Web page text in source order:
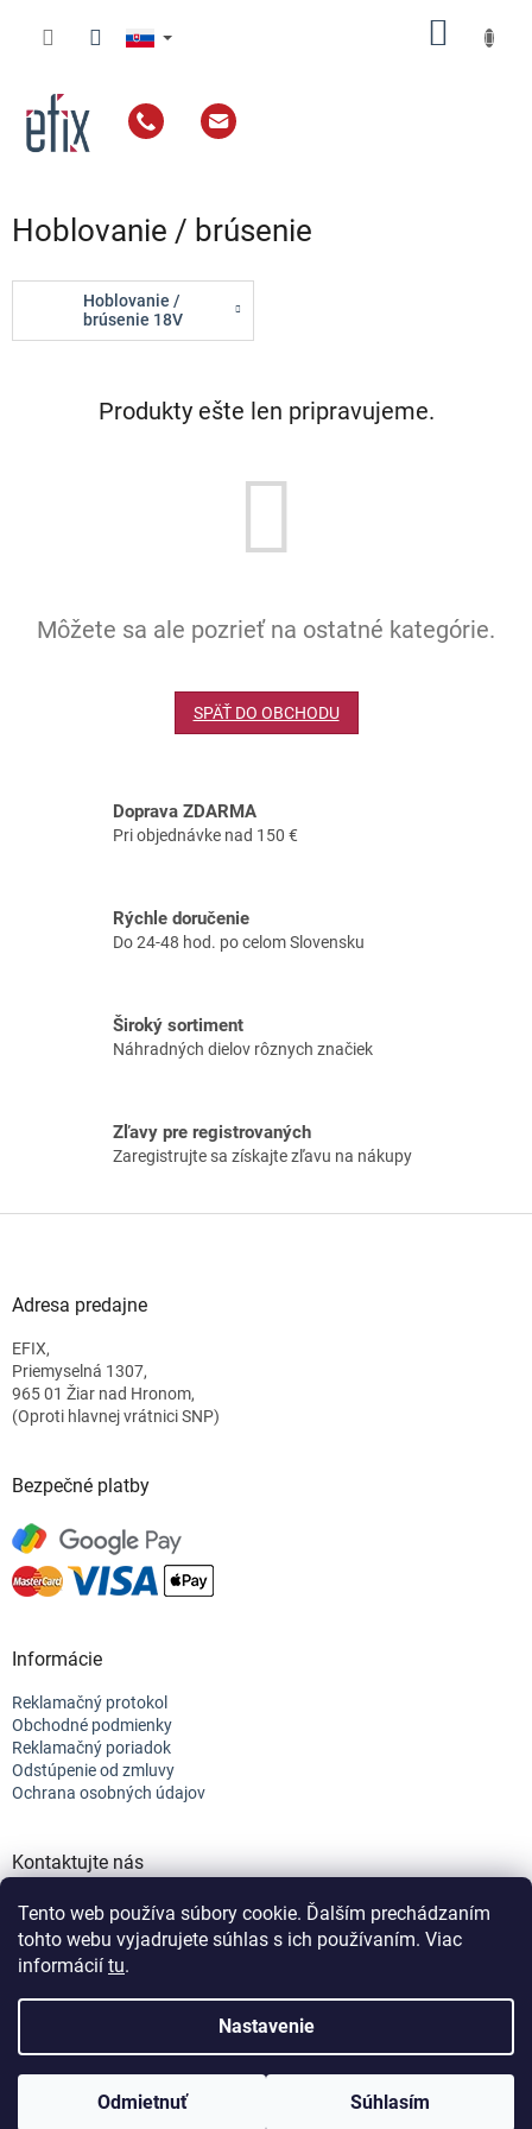
Tento web používa súbory cookie. Ďalším prechádzaním
tohto webu vyjadrujete súhlas s ich používaním. Viac
informácií tu.
Nastavenie
Odmietnuť Súhlasím
Hoblovanie / brúsenie
Hoblovanie /
brúsenie 18V
Produkty ešte len pripravujeme.
Môžete sa ale pozrieť na ostatné kategórie.
SPÄŤ DO OBCHODU
Doprava ZDARMA
Pri objednávke nad 150 €
Rýchle doručenie
Do 24-48 hod. po celom Slovensku
Široký sortiment
Náhradných dielov rôznych značiek
Zľavy pre registrovaných
Zaregistrujte sa získajte zľavu na nákupy
Adresa predajne
EFIX,
Priemyselná 1307,
965 01 Žiar nad Hronom,
(Oproti hlavnej vrátnici SNP)
Bezpečné platby
Informácie
Reklamačný protokol
Obchodné podmienky
Reklamačný poriadok
Odstúpenie od zmluvy
Ochrana osobných údajov
Kontaktujte nás
+421 944 682 154
info@efix.top
. Všetky práva vyhradené.
cookiesNastavenie | Úprava | Custom =Netmedia s.r.o.